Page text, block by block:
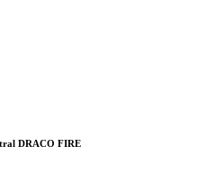
DRACO FIRE